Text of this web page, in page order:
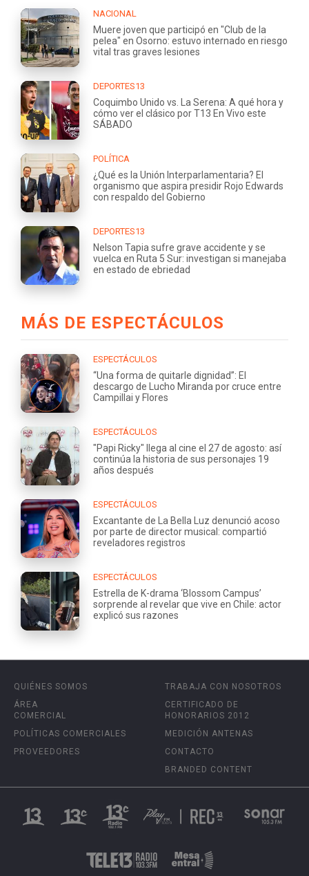
NACIONAL
Muere joven que participó en "Club de la
pelea" en Osorno: estuvo internado en riesgo
vital tras graves lesiones
DEPORTES13
Coquimbo Unido vs. La Serena: A qué hora y
cómo ver el clásico por T13 En Vivo este
SÁBADO
POLÍTICA
¿Qué es la Unión Interparlamentaria? El
organismo que aspira presidir Rojo Edwards
con respaldo del Gobierno
DEPORTES13
Nelson Tapia sufre grave accidente y se
vuelca en Ruta 5 Sur: investigan si manejaba
en estado de ebriedad
MÁS DE ESPECTÁCULOS
ESPECTÁCULOS
“Una forma de quitarle dignidad”: El
descargo de Lucho Miranda por cruce entre
Campillai y Flores
ESPECTÁCULOS
"Papi Ricky" llega al cine el 27 de agosto: así
continúa la historia de sus personajes 19
años después
ESPECTÁCULOS
Excantante de La Bella Luz denunció acoso
por parte de director musical: compartió
reveladores registros
ESPECTÁCULOS
Estrella de K-drama ‘Blossom Campus’
sorprende al revelar que vive en Chile: actor
explicó sus razones
QUIÉNES SOMOS
ÁREA
COMERCIAL
POLÍTICAS COMERCIALES
PROVEEDORES
TRABAJA CON NOSOTROS
CERTIFICADO DE
HONORARIOS 2012
MEDICIÓN ANTENAS
CONTACTO
BRANDED CONTENT